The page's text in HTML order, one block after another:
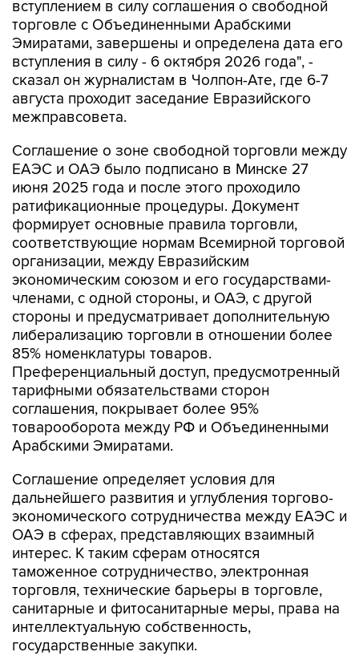
вступлением в силу соглашения о свободной
торговле с Объединенными Арабскими
Эмиратами, завершены и определена дата его
вступления в силу - 6 октября 2026 года", -
сказал он журналистам в Чолпон-Ате, где 6-7
августа проходит заседание Евразийского
межправсовета.
Соглашение о зоне свободной торговли между
ЕАЭС и ОАЭ было подписано в Минске 27
июня 2025 года и после этого проходило
ратификационные процедуры. Документ
формирует основные правила торговли,
соответствующие нормам Всемирной торговой
организации, между Евразийским
экономическим союзом и его государствами-
членами, с одной стороны, и ОАЭ, с другой
стороны и предусматривает дополнительную
либерализацию торговли в отношении более
85% номенклатуры товаров.
Преференциальный доступ, предусмотренный
тарифными обязательствами сторон
соглашения, покрывает более 95%
товарооборота между РФ и Объединенными
Арабскими Эмиратами.
Соглашение определяет условия для
дальнейшего развития и углубления торгово-
экономического сотрудничества между ЕАЭС и
ОАЭ в сферах, представляющих взаимный
интерес. К таким сферам относятся
таможенное сотрудничество, электронная
торговля, технические барьеры в торговле,
санитарные и фитосанитарные меры, права на
интеллектуальную собственность,
государственные закупки.